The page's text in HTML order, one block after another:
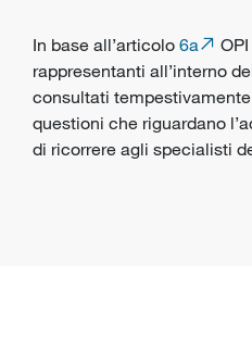
In base all’articolo 6a
rappresentanti all’interno
consultati
questioni che riguardano
di ricorrere agli specialisti